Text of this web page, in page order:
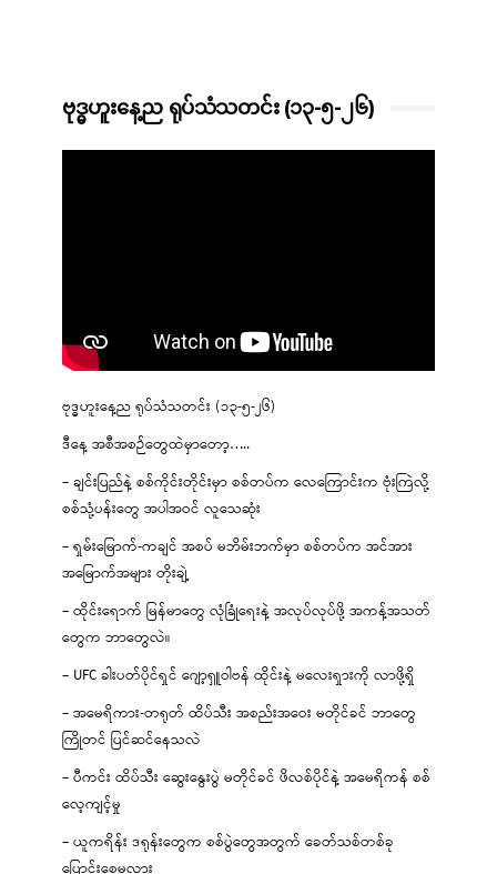
ဗုဒ္ဓဟူးနေ့ည ရုပ်သံသတင်း (၁၃-၅-၂၆)
ဗုဒ္ဓဟူးနေ့ည ရုပ်သံသတင်း (၁၃-၅-၂၆)
ဒီနေ့ အစီအစဉ်တွေထဲမှာတော့…..
– ချင်းပြည်နဲ့ စစ်ကိုင်းတိုင်းမှာ စစ်တပ်က လေကြောင်းက ဗုံးကြဲလို့
စစ်သုံ့ပန်းတွေ အပါအဝင် လူသေဆုံး
– ရှမ်းမြောက်-ကချင် အစပ် မဘိမ်းဘက်မှာ စစ်တပ်က အင်အား
အမြောက်အများ တိုးချဲ့
– ထိုင်းရောက် မြန်မာတွေ လုံခြုံရေးနဲ့ အလုပ်လုပ်ဖို့ အကန့်အသတ်
တွေက ဘာတွေလဲ။
– UFC ခါးပတ်ပိုင်ရှင် ဂျော့ရှူဝါဗန် ထိုင်းနဲ့ မလေးရှားကို လာဖို့ရှိ
– အမေရိကား-တရုတ် ထိပ်သီး အစည်းအဝေး မတိုင်ခင် ဘာတွေ
ကြိုတင် ပြင်ဆင်နေသလဲ
– ပီကင်း ထိပ်သီး ဆွေးနွေးပွဲ မတိုင်ခင် ဖိလစ်ပိုင်နဲ့ အမေရိကန် စစ်
လေ့ကျင့်မှု
– ယူကရိန်း ဒရုန်းတွေက စစ်ပွဲတွေအတွက် ခေတ်သစ်တစ်ခု
ပြောင်းစေမလား